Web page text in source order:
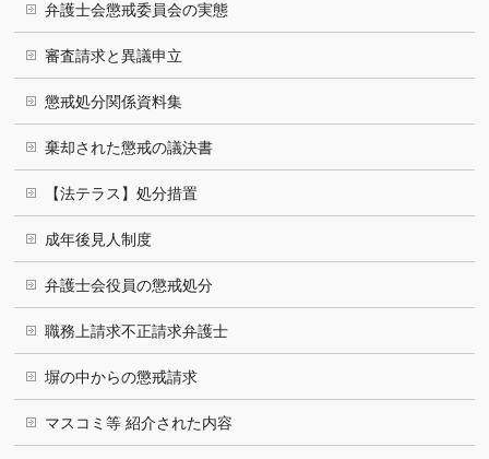
弁護士会懲戒委員会の実態
審査請求と異議申立
懲戒処分関係資料集
棄却された懲戒の議決書
【法テラス】処分措置
成年後見人制度
弁護士会役員の懲戒処分
職務上請求不正請求弁護士
塀の中からの懲戒請求
マスコミ等 紹介された内容